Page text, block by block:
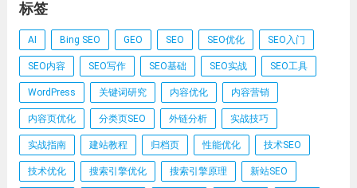
标签
AI Bing SEO GEO SEO SEO优化 SEO入门
SEO内容 SEO写作 SEO基础 SEO实战 SEO工具
WordPress 关键词研究 内容优化 内容营销
内容页优化 分类页SEO 外链分析 实战技巧
实战指南 建站教程 归档页 性能优化 技术SEO
技术优化 搜索引擎优化 搜索引擎原理 新站SEO